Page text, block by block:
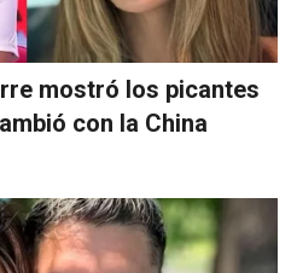
mostró los picantes
con la China